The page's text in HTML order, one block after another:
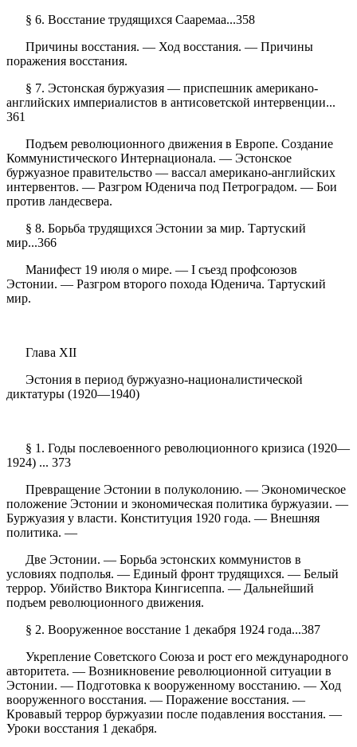
§ 6. Восстание трудящихся Сааремаа...358
Причины восстания. — Ход восстания. — Причины
поражения восстания.
§ 7. Эстонская буржуазия — приспешник американо-
английских империалистов в антисоветской интервенции...
361
Подъем революционного движения в Европе. Создание
Коммунистического Интернационала. — Эстонское
буржуазное правительство — вассал американо-английских
интервентов. — Разгром Юденича под Петроградом. — Бои
против ландесвера.
§ 8. Борьба трудящихся Эстонии за мир. Тартуский
мир...366
Манифест 19 июля о мире. — I съезд профсоюзов
Эстонии. — Разгром второго похода Юденича. Тартуский
мир.
Глава XII
Эстония в период буржуазно-националистической
диктатуры (1920—1940)
§ 1. Годы послевоенного революционного кризиса (1920—
1924) ... 373
Превращение Эстонии в полуколонию. — Экономическое
положение Эстонии и экономическая политика буржуазии. —
Буржуазия у власти. Конституция 1920 года. — Внешняя
политика. —
Две Эстонии. — Борьба эстонских коммунистов в
условиях подполья. — Единый фронт трудящихся. — Белый
террор. Убийство Виктора Кингисеппа. — Дальнейший
подъем революционного движения.
§ 2. Вооруженное восстание 1 декабря 1924 года...387
Укрепление Советского Союза и рост его международного
авторитета. — Возникновение революционной ситуации в
Эстонии. — Подготовка к вооруженному восстанию. — Ход
вооруженного восстания. — Поражение восстания. —
Кровавый террор буржуазии после подавления восстания. —
Уроки восстания 1 декабря.